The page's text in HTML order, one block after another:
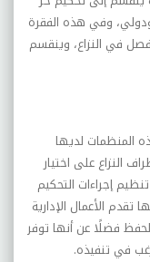
وفي هذه الفقرة
في النزاع، وينقسم
المنظمات لديها
النزاع على اختيار
إجراءات التحكيم
الأعمال الإدارية
فضلًا عن أنها توفر
في تنفيذه.